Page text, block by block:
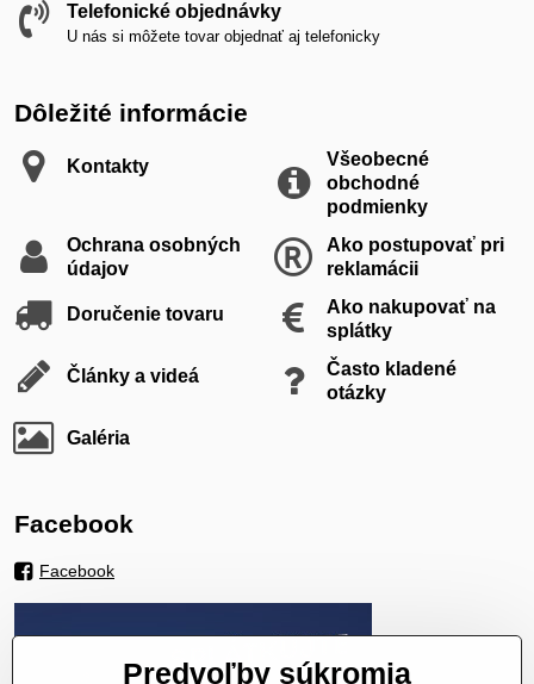
Telefonické objednávky
U nás si môžete tovar objednať aj telefonicky
Dôležité informácie
Kontakty
Všeobecné
obchodné
podmienky
Ochrana osobných
údajov
Ako postupovať pri
reklamácii
Doručenie tovaru
Ako nakupovať na
splátky
Články a videá
Často kladené
otázky
Galéria
Facebook
Facebook
Predvoľby súkromia